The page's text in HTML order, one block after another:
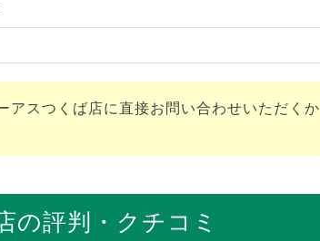
アスつくば店に直接お問い合わせいただくか
の評判・クチコミ